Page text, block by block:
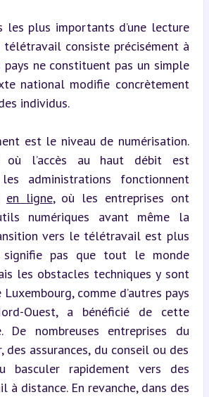
les plus importants d’une lecture
consiste précisément à
ne constituent pas un simple
national modifie concrètement
individus.
est le niveau de numérisation.
où l’accès au haut débit est
administrations fonctionnent
en ligne, où les entreprises ont
numériques avant même la
vers le télétravail est plus
signifie pas que tout le monde
les obstacles techniques y sont
comme d’autres pays
Ouest, a bénéficié de cette
De nombreuses entreprises du
des assurances, du conseil ou des
basculer rapidement vers des
à distance. En revanche, dans des